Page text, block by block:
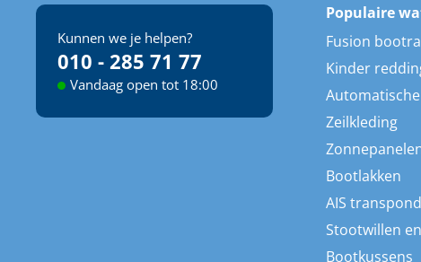
Kunnen we je helpen?
010 - 285 71 77
Vandaag open tot 18:00
Populaire
Fusion
Kinder
Zeilkleding
Bootlakken
AIS
Stootwillen
Bootkussens